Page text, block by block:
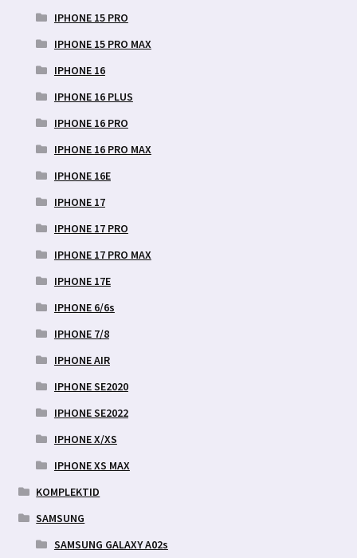
IPHONE 15 PRO
IPHONE 15 PRO MAX
IPHONE 16
IPHONE 16 PLUS
IPHONE 16 PRO
IPHONE 16 PRO MAX
IPHONE 16E
IPHONE 17
IPHONE 17 PRO
IPHONE 17 PRO MAX
IPHONE 17E
IPHONE 6/6s
IPHONE 7/8
IPHONE AIR
IPHONE SE2020
IPHONE SE2022
IPHONE X/XS
IPHONE XS MAX
KOMPLEKTID
SAMSUNG
SAMSUNG GALAXY A02s